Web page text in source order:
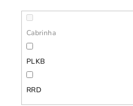
Cabrinha
PLKB
RRD